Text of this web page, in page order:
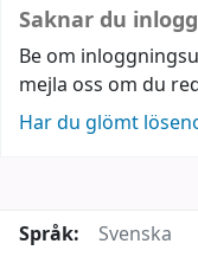
Saknar du
Be om
mejla oss om du
Har du glömt
Språk: Svenska